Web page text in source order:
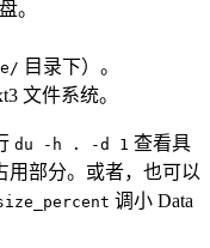
。
目录下）。
文件系统。
du -h . -d 1 查看具
用部分。或者，也可以
调小 Data